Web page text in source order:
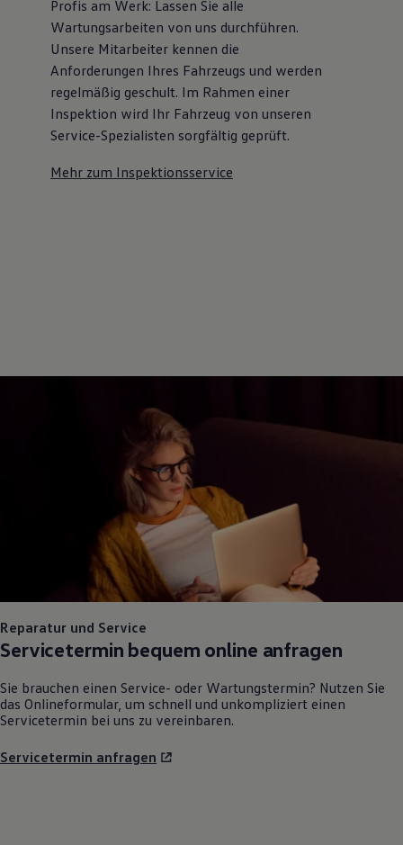
Profis am Werk: Lassen Sie alle
Wartungsarbeiten von uns durchführen.
Unsere Mitarbeiter kennen die
Anforderungen Ihres Fahrzeugs und werden
regelmäßig geschult. Im Rahmen einer
Inspektion wird Ihr Fahrzeug von unseren
Service-Spezialisten sorgfältig geprüft.
Mehr zum Inspektionsservice
Reparatur und Service
Servicetermin bequem online anfragen
Sie brauchen einen Service- oder Wartungstermin? Nutzen Sie
das Onlineformular, um schnell und unkompliziert einen
Servicetermin bei uns zu vereinbaren.
Servicetermin anfragen